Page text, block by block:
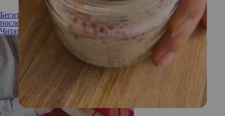
Бегите от манипулятора: 2 их главных приема и страшные
последствия
Читать полностью